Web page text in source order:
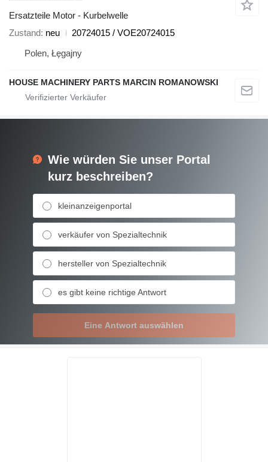
Ersatzteile Motor - Kurbelwelle
Zustand neu
20724015 / VOE20724015
Polen, Łęgajny
HOUSE MACHINERY PARTS MARCIN ROMANOWSKI
Wie würden Sie unser Portal
kurz beschreiben?
kleinanzeigenportal
verkäufer von Spezialtechnik
hersteller von Spezialtechnik
es gibt keine richtige Antwort
Eine Antwort auswählen